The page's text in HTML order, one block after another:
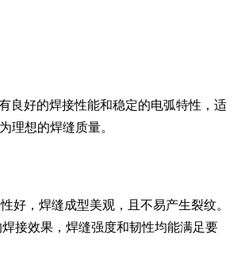
良好的焊接性能和稳定的电弧特性，适
理想的焊缝质量。
好，焊缝成型美观，且不易产生裂纹。
接效果，焊缝强度和韧性均能满足要